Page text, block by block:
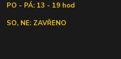
PO - PÁ: 13 - 19 hod
SO, NE: ZAVŘENO